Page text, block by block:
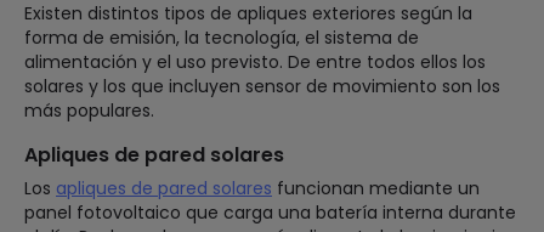
Existen distintos tipos de apliques exteriores según la
forma de emisión, la tecnología, el sistema de
alimentación y el uso previsto. De entre todos ellos los
solares y los que incluyen sensor de movimiento son los
más populares.
Apliques de pared solares
Los apliques de pared solares funcionan mediante un
panel fotovoltaico que carga una batería interna durante